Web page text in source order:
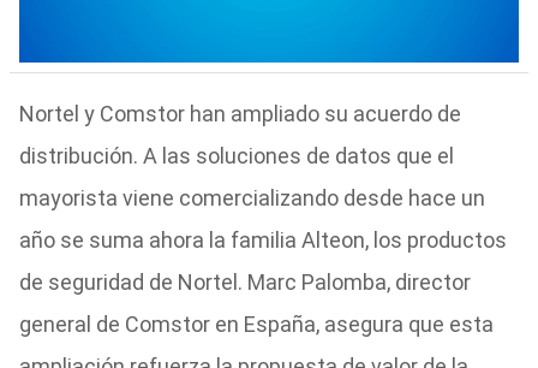
Nortel y Comstor han ampliado su acuerdo de
distribución. A las soluciones de datos que el
mayorista viene comercializando desde hace un
año se suma ahora la familia Alteon, los productos
de seguridad de Nortel. Marc Palomba, director
general de Comstor en España, asegura que esta